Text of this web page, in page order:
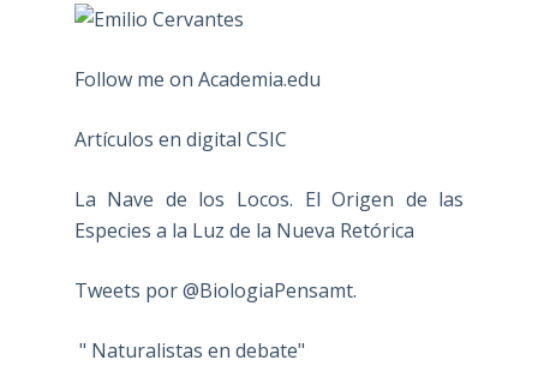
Follow me on Academia.edu
Artículos en digital CSIC
La Nave de los Locos. El Origen de las
Especies a la Luz de la Nueva Retórica
Tweets por @BiologiaPensamt.
" Naturalistas en debate"